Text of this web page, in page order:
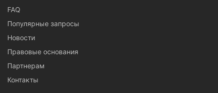
FAQ
Популярные запросы
Новости
Правовые основания
Партнерам
Контакты